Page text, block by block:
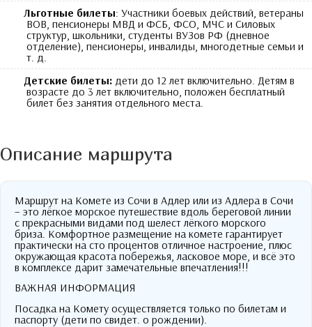
Льготные билеты: Участники боевых действий, ветераны
ВОВ, пенсионеры МВД и ФСБ, ФСО, МЧС и Силовых
структур, школьники, студенты ВУЗов РФ (дневное
отделение), пенсионеры, инвалиды, многодетные семьи и
т. д.
Детские билеты:дети до 12 лет включительно. Детям в
возрасте до 3 лет включительно, положен бесплатный
билет без занятия отдельного места.
Описание маршрута
Маршрут на Комете из Сочи в Адлер или из Адлера в Сочи
– это лёгкое морское путешествие вдоль береговой линии
с прекрасными видами под шелест лёгкого морского
бриза. Комфортное размещение на комете гарантирует
практически на сто процентов отличное настроение, плюс
окружающая красота побережья, ласковое море, и всё это
в комплексе дарит замечательные впечатления!!!
ВАЖНАЯ ИНФОРМАЦИЯ
Посадка на Комету осуществляется только по билетам и
паспорту (дети по свидет. о рождении).